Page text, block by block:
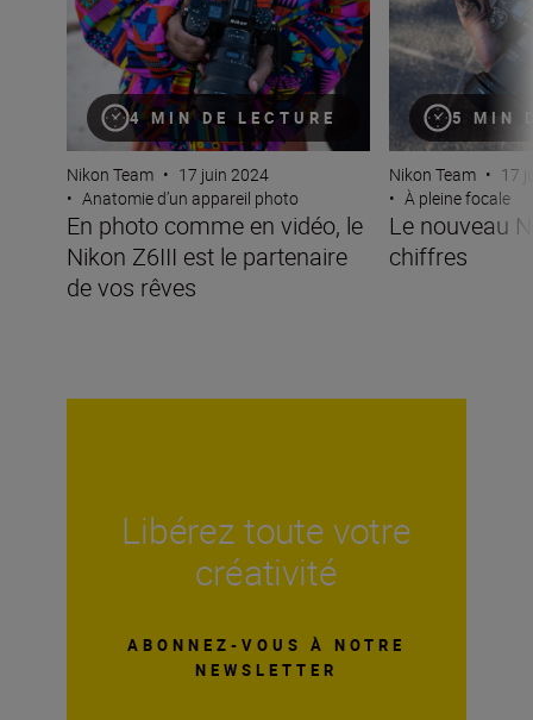
4 MIN DE LECTURE
Nikon Team • 17 juin 2024
• Anatomie d’un appareil photo
En photo comme en vidéo, le
Nikon Z6III est le partenaire
de vos rêves
5 MIN
Nikon Team • 17
• À pleine focale
Le nouveau
chiffres
Libérez toute votre
créativité
ABONNEZ-VOUS À NOTRE
NEWSLETTER